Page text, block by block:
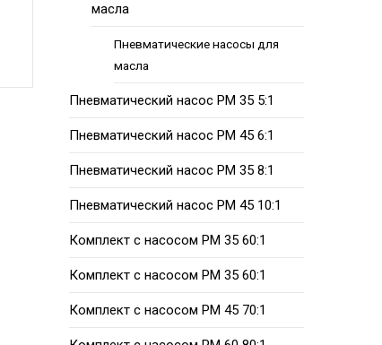
масла
Пневматические насосы для
масла
Пневматический насос PM 35 5:1
Пневматический насос PM 45 6:1
Пневматический насос PM 35 8:1
Пневматический насос PM 45 10:1
Комплект с насосом PM 35 60:1
Комплект с насосом PM 35 60:1
Комплект с насосом PM 45 70:1